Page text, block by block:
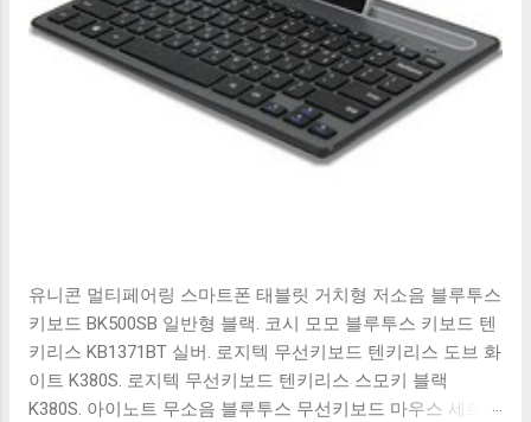
유니콘 멀티페어링 스마트폰 태블릿 거치형 저소음 블루투스
키보드 BK500SB 일반형 블랙. 코시 모모 블루투스 키보드 텐
키리스 KB1371BT 실버. 로지텍 무선키보드 텐키리스 도브 화
이트 K380S. 로지텍 무선키보드 텐키리스 스모키 블랙
K380S. 아이노트 무소음 블루투스 무선키보드 마우스 세트